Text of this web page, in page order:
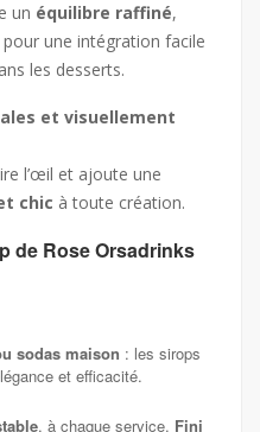
un équilibre raffiné,
pour une intégration facile
les desserts.
et visuellement
l’œil et ajoute une
chic à toute création.
de Rose Orsadrinks
sodas maison : les sirops
et efficacité.
, à chaque service. Fini